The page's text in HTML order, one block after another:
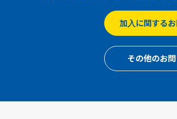
加入に関する
その他のお